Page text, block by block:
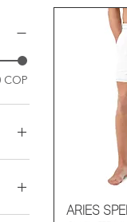
COP
ARIES